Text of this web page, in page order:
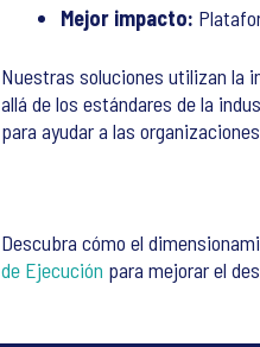
Mejor impacto:
Nuestras soluciones utilizan la
allá de los estándares de la
para ayudar a las
Descubra cómo el
de Ejecución para mejorar el